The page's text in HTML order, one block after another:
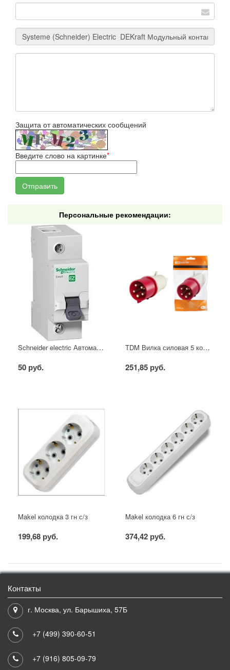
Защита от автоматических сообщений
Введите слово на картинке*
Персональные рекомендации:
Schneider electric Автоматический выключатель 1/40А
50 руб.
TDM Вилка силовая 5 контактов 16А 380В IP44
251,85 руб.
Makel колодка 3 гн с/з
199,68 руб.
Makel колодка 6 гн с/з
374,42 руб.
Контакты
г. Москва, ул. Барышиха, 57Б
+7 (499) 390-60-51
+7 (916) 805-09-79